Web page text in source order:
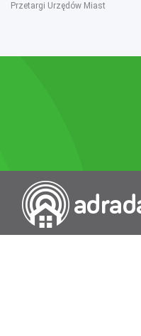
Przetargi Urzędów Miast